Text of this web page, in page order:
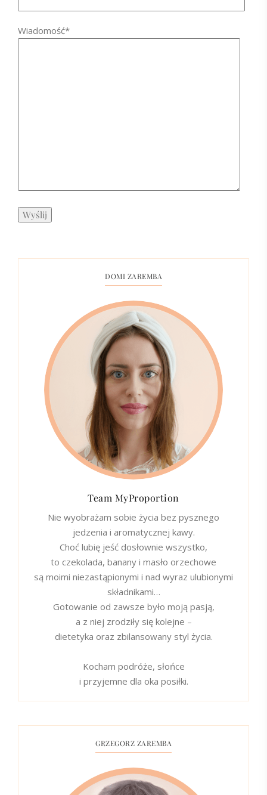
Wiadomość*
DOMI ZAREMBA
Team MyProportion
Nie wyobrażam sobie życia bez pysznego
jedzenia i aromatycznej kawy.
Choć lubię jeść dosłownie wszystko,
to czekolada, banany i masło orzechowe
są moimi niezastąpionymi i nad wyraz ulubionymi
składnikami…
Gotowanie od zawsze było moją pasją,
a z niej zrodziły się kolejne –
dietetyka oraz zbilansowany styl życia.
Kocham podróże, słońce
i przyjemne dla oka posiłki.
GRZEGORZ ZAREMBA